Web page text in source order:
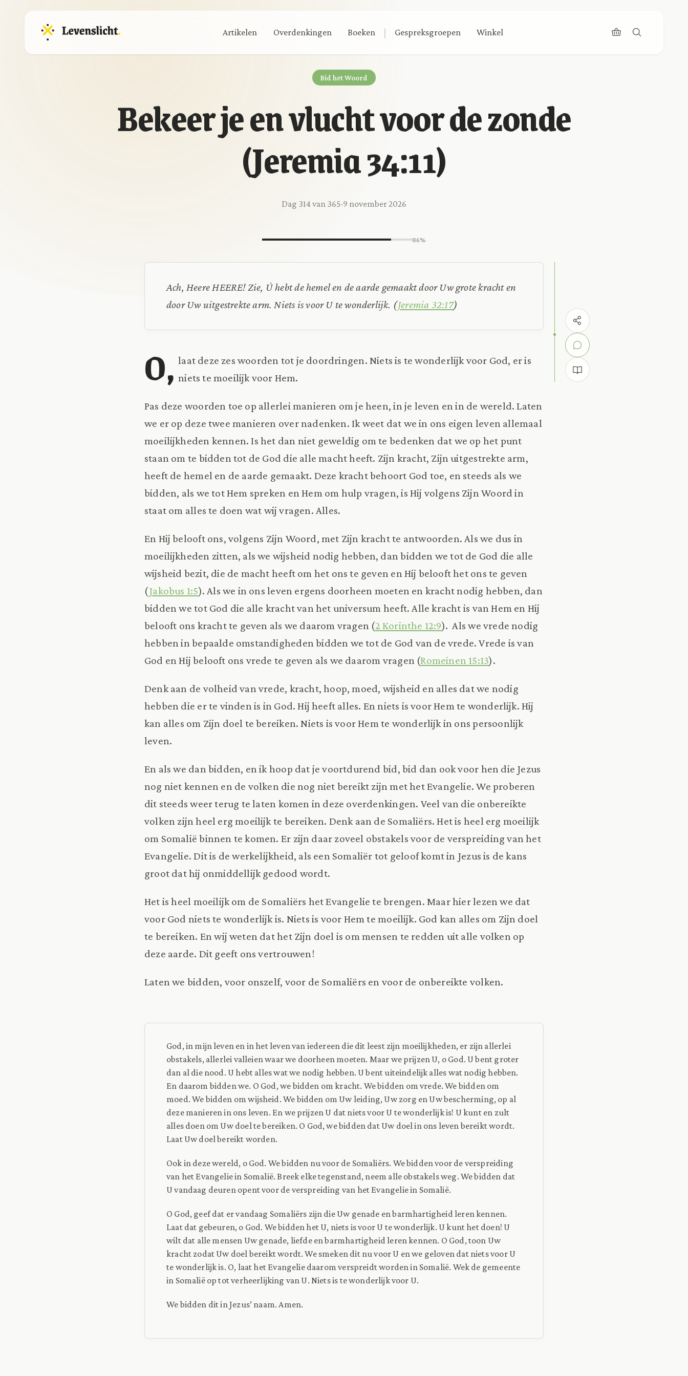
Artikelen Overdenkingen Boeken | Gespreksgroepen Winkel
Bid het Woord
Bekeer je en vlucht voor de zonde
(Jeremia 34:11)
Dag 314 van 365·9 november 2026
86%
Ach, Heere HEERE! Zie, Ú hebt de hemel en de aarde gemaakt door Uw grote kracht en
door Uw uitgestrekte arm. Niets is voor U te wonderlijk. (Jeremia 32:17)
O, laat deze zes woorden tot je doordringen. Niets is te wonderlijk voor God, er is
niets te moeilijk voor Hem.
Pas deze woorden toe op allerlei manieren om je heen, in je leven en in de wereld. Laten
we er op deze twee manieren over nadenken. Ik weet dat we in ons eigen leven allemaal
moeilijkheden kennen. Is het dan niet geweldig om te bedenken dat we op het punt
staan om te bidden tot de God die alle macht heeft. Zijn kracht, Zijn uitgestrekte arm,
heeft de hemel en de aarde gemaakt. Deze kracht behoort God toe, en steeds als we
bidden, als we tot Hem spreken en Hem om hulp vragen, is Hij volgens Zijn Woord in
staat om alles te doen wat wij vragen. Alles.
En Hij belooft ons, volgens Zijn Woord, met Zijn kracht te antwoorden. Als we dus in
moeilijkheden zitten, als we wijsheid nodig hebben, dan bidden we tot de God die alle
wijsheid bezit, die de macht heeft om het ons te geven en Hij belooft het ons te geven
(Jakobus 1:5). Als we in ons leven ergens doorheen moeten en kracht nodig hebben, dan
bidden we tot God die alle kracht van het universum heeft. Alle kracht is van Hem en Hij
belooft ons kracht te geven als we daarom vragen (2 Korinthe 12:9). Als we vrede nodig
hebben in bepaalde omstandigheden bidden we tot de God van de vrede. Vrede is van
God en Hij belooft ons vrede te geven als we daarom vragen (Romeinen 15:13).
Denk aan de volheid van vrede, kracht, hoop, moed, wijsheid en alles dat we nodig
hebben die er te vinden is in God. Hij heeft alles. En niets is voor Hem te wonderlijk. Hij
kan alles om Zijn doel te bereiken. Niets is voor Hem te wonderlijk in ons persoonlijk
leven.
En als we dan bidden, en ik hoop dat je voortdurend bid, bid dan ook voor hen die Jezus
nog niet kennen en de volken die nog niet bereikt zijn met het Evangelie. We proberen
dit steeds weer terug te laten komen in deze overdenkingen. Veel van die onbereikte
volken zijn heel erg moeilijk te bereiken. Denk aan de Somaliërs. Het is heel erg moeilijk
om Somalië binnen te komen. Er zijn daar zoveel obstakels voor de verspreiding van het
Evangelie. Dit is de werkelijkheid, als een Somaliër tot geloof komt in Jezus is de kans
groot dat hij onmiddellijk gedood wordt.
Het is heel moeilijk om de Somaliërs het Evangelie te brengen. Maar hier lezen we dat
voor God niets te wonderlijk is. Niets is voor Hem te moeilijk. God kan alles om Zijn doel
te bereiken. En wij weten dat het Zijn doel is om mensen te redden uit alle volken op
deze aarde. Dit geeft ons vertrouwen!
Laten we bidden, voor onszelf, voor de Somaliërs en voor de onbereikte volken.
God, in mijn leven en in het leven van iedereen die dit leest zijn moeilijkheden, er zijn allerlei
obstakels, allerlei valleien waar we doorheen moeten. Maar we prijzen U, o God. U bent groter
dan al die nood. U hebt alles wat we nodig hebben. U bent uiteindelijk alles wat nodig hebben.
En daarom bidden we. O God, we bidden om kracht. We bidden om vrede. We bidden om
moed. We bidden om wijsheid. We bidden om Uw leiding, Uw zorg en Uw bescherming, op al
deze manieren in ons leven. En we prijzen U dat niets voor U te wonderlijk is! U kunt en zult
alles doen om Uw doel te bereiken. O God, we bidden dat Uw doel in ons leven bereikt wordt.
Laat Uw doel bereikt worden.
Ook in deze wereld, o God. We bidden nu voor de Somaliërs. We bidden voor de verspreiding
van het Evangelie in Somalië. Breek elke tegenstand, neem alle obstakels weg. We bidden dat
U vandaag deuren opent voor de verspreiding van het Evangelie in Somalië.
O God, geef dat er vandaag Somaliërs zijn die Uw genade en barmhartigheid leren kennen.
Laat dat gebeuren, o God. We bidden het U, niets is voor U te wonderlijk. U kunt het doen! U
wilt dat alle mensen Uw genade, liefde en barmhartigheid leren kennen. O God, toon Uw
kracht zodat Uw doel bereikt wordt. We smeken dit nu voor U en we geloven dat niets voor U
te wonderlijk is. O, laat het Evangelie daarom verspreidt worden in Somalië. Wek de gemeente
in Somalië op tot verheerlijking van U. Niets is te wonderlijk voor U.
We bidden dit in Jezus’ naam. Amen.